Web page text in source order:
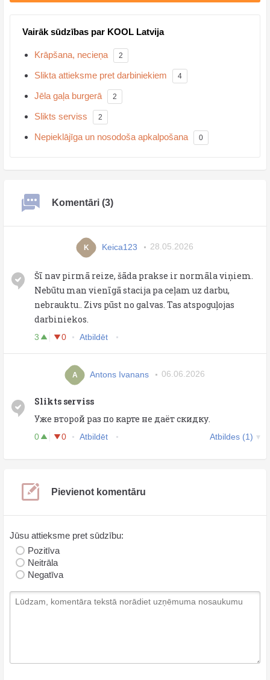
Vairāk sūdzības par KOOL Latvija
Krāpšana, necieņa 2
Slikta attieksme pret darbiniekiem 4
Jēla gaļa burgerā 2
Slikts serviss 2
Nepieklājīga un nosodoša apkalpošana 0
Komentāri (3)
K Keica123 28.05.2026
Šī nav pirmā reize, šāda prakse ir normāla viņiem.
Nebūtu man vienīgā stacija pa ceļam uz darbu,
nebrauktu.. Zivs pūst no galvas. Tas atspoguļojas
darbiniekos.
3 0 Atbildēt
A Antons Ivanans 06.06.2026
Slikts serviss
Уже второй раз по карте не даёт скидку.
0 0 Atbildēt Atbildes (1)
Pievienot komentāru
Jūsu attieksme pret sūdzību:
Pozitīva
Neitrāla
Negatīva